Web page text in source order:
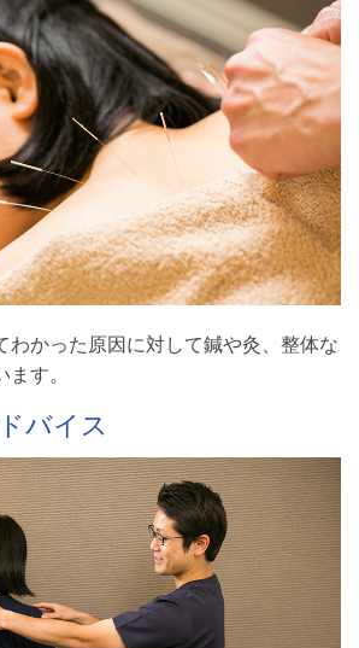
わかった原因に対して鍼や灸、整体な
す。
バイス